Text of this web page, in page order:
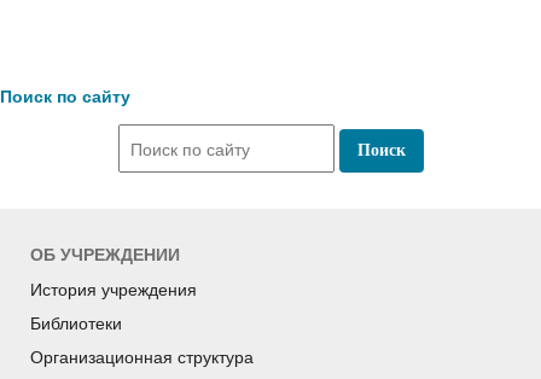
Поиск по сайту
ОБ УЧРЕЖДЕНИИ
История учреждения
Библиотеки
Организационная структура